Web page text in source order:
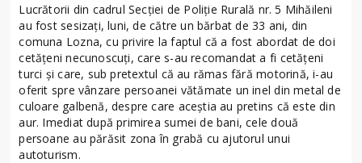
Lucrătorii din cadrul Secţiei de Poliţie Rurală nr. 5 Mihăileni
au fost sesizați, luni, de către un bărbat de 33 ani, din
comuna Lozna, cu privire la faptul că a fost abordat de doi
cetățeni necunoscuți, care s-au recomandat a fi cetățeni
turci și care, sub pretextul că au rămas fără motorină, i-au
oferit spre vânzare persoanei vătămate un inel din metal de
culoare galbenă, despre care aceştia au pretins că este din
aur. Imediat după primirea sumei de bani, cele două
persoane au părăsit zona în grabă cu ajutorul unui
autoturism.